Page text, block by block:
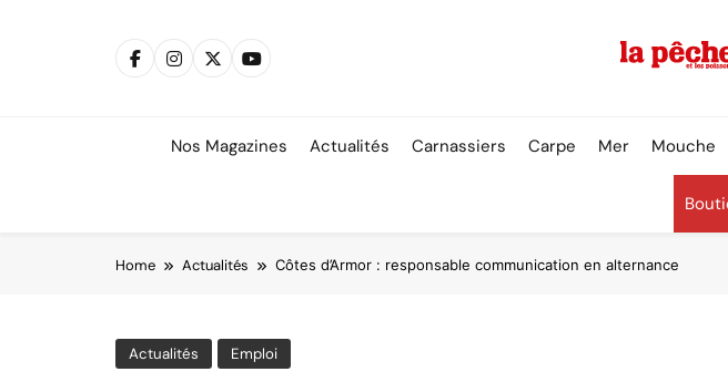
Nos Magazines Actualités Carnassiers Carpe Mer Mouche
Home Actualités Côtes d’Armor : responsable communication en alternance
Actualités Emploi